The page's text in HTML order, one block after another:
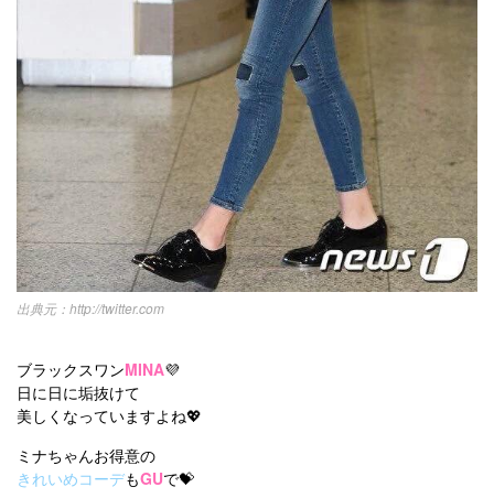
http://twitter.com
ブラックスワンMINA💜
日に日に垢抜けて
美しくなっていますよね💖
ミナちゃんお得意の
きれいめコーデもGUで💝